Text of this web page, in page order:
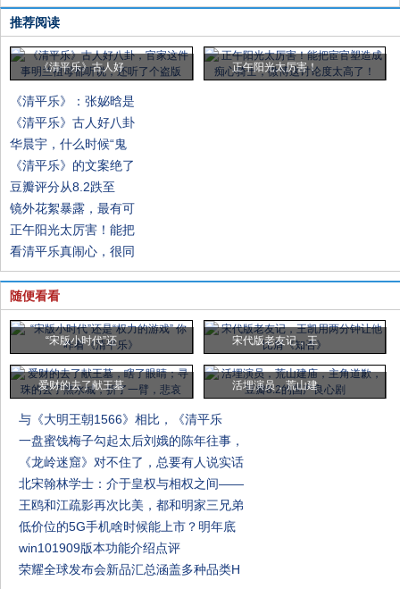
推荐阅读
《清平乐》古人好 正午阳光太厉害！
《清平乐》：张妼晗是
《清平乐》古人好八卦
华晨宇，什么时候“鬼
《清平乐》的文案绝了
豆瓣评分从8.2跌至
镜外花絮暴露，最有可
正午阳光太厉害！能把
看清平乐真闹心，很同
随便看看
“宋版小时代”还 宋代版老友记，王
爱财的去了献王墓 活埋演员，荒山建
与《大明王朝1566》相比，《清平乐
一盘蜜饯梅子勾起太后刘娥的陈年往事，
《龙岭迷窟》对不住了，总要有人说实话
北宋翰林学士：介于皇权与相权之间——
王鸥和江疏影再次比美，都和明家三兄弟
低价位的5G手机啥时候能上市？明年底
win101909版本功能介绍点评
荣耀全球发布会新品汇总涵盖多种品类H